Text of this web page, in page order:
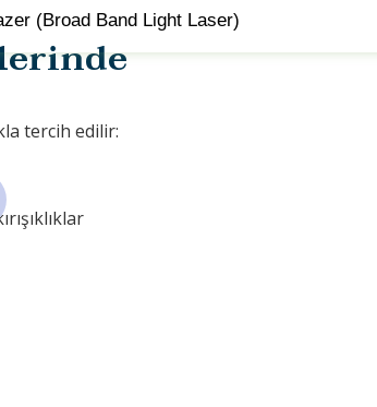
(Broad Band Light Laser)
tercih edilir: